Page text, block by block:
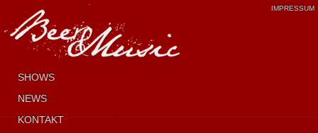
SHOWS
NEWS
KONTAKT
IMPRESSUM